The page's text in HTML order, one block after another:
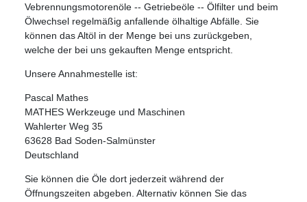
Vebrennungsmotorenöle -- Getriebeöle -- Ölfilter und beim
Ölwechsel regelmäßig anfallende ölhaltige Abfälle. Sie
können das Altöl in der Menge bei uns zurückgeben,
welche der bei uns gekauften Menge entspricht.
Unsere Annahmestelle ist:
Pascal Mathes
MATHES Werkzeuge und Maschinen
Wahlerter Weg 35
63628 Bad Soden-Salmünster
Deutschland
Sie können die Öle dort jederzeit während der
Öffnungszeiten abgeben. Alternativ können Sie das